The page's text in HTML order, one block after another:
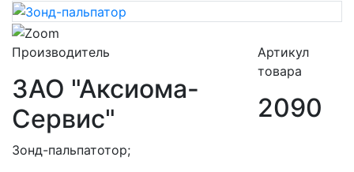
Производитель
ЗАО "Аксиома-
Сервис"
Артикул
товара
2090
Зонд-пальпатотор;